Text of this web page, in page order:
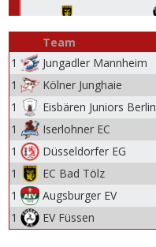
Team
1
Jungadler Mannheim
1
Kölner Junghaie
1
Eisbären Juniors Berlin
1
Iserlohner EC
1
Düsseldorfer EG
1
EC Bad Tölz
1
Augsburger EV
1
EV Füssen